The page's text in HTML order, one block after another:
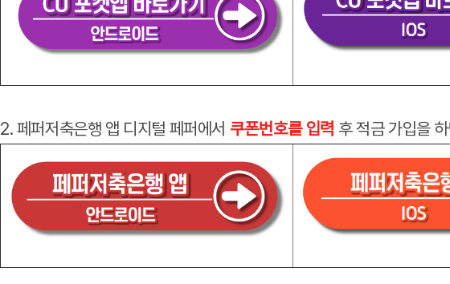
2. 페퍼저축은행 앱 디지털 페퍼에서 쿠폰번호를 입력 후 적금 가입을